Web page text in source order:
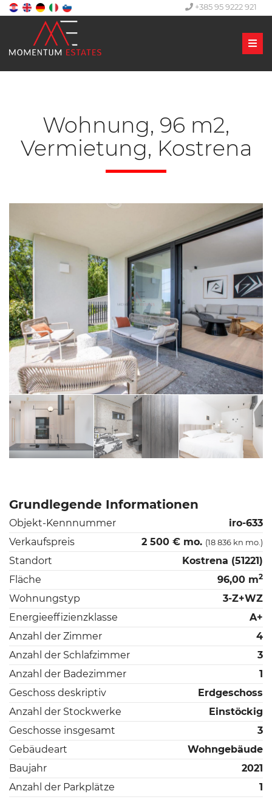
+385 95 9222 921
Wohnung, 96 m2,
Vermietung, Kostrena
Grundlegende Informationen
Objekt-Kennnummer
iro-633
Verkaufspreis
2 500 € mo. (18 836 kn mo.)
Standort
Kostrena (51221)
Fläche
96,00 m2
Wohnungstyp
3-Z+WZ
Energieeffizienzklasse
A+
Anzahl der Zimmer
4
Anzahl der Schlafzimmer
3
Anzahl der Badezimmer
1
Geschoss deskriptiv
Erdgeschoss
Anzahl der Stockwerke
Einstöckig
Geschosse insgesamt
3
Gebäudeart
Wohngebäude
Baujahr
2021
Anzahl der Parkplätze
1